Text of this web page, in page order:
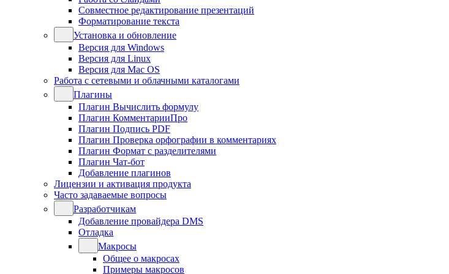
Совместное редактирование презентаций
Форматирование текста
Установка и обновление
Версия для Windows
Версия для Linux
Версия для Mac OS
Работа с сетевыми и облачными каталогами
Плагины
Плагин Вычислить формулу
Плагин КомментарииПро
Плагин Подпись PDF
Плагин Проверка орфографии в комментариях
Плагин Формат с разделителями
Плагин Чат-бот
Добавление плагинов
Лицензии и активация продукта
Часто задаваемые вопросы
Разработчикам
Добавление провайдера DMS
Отладка
Макросы
Общее о макросах
Примеры макросов